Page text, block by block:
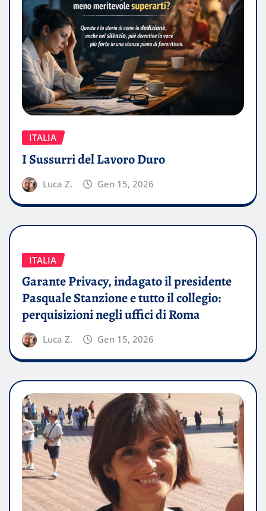
ITALIA
I Sussurri del Lavoro Duro
Luca Z. Gen 15, 2026
ITALIA
Garante Privacy, indagato il presidente
Pasquale Stanzione e tutto il collegio:
perquisizioni negli uffici di Roma
Luca Z. Gen 15, 2026